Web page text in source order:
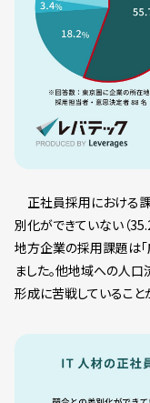
正社員採用における課
別化ができていない（
地方企業の採用課題は「
ました。他地域への人
形成に苦戦していること